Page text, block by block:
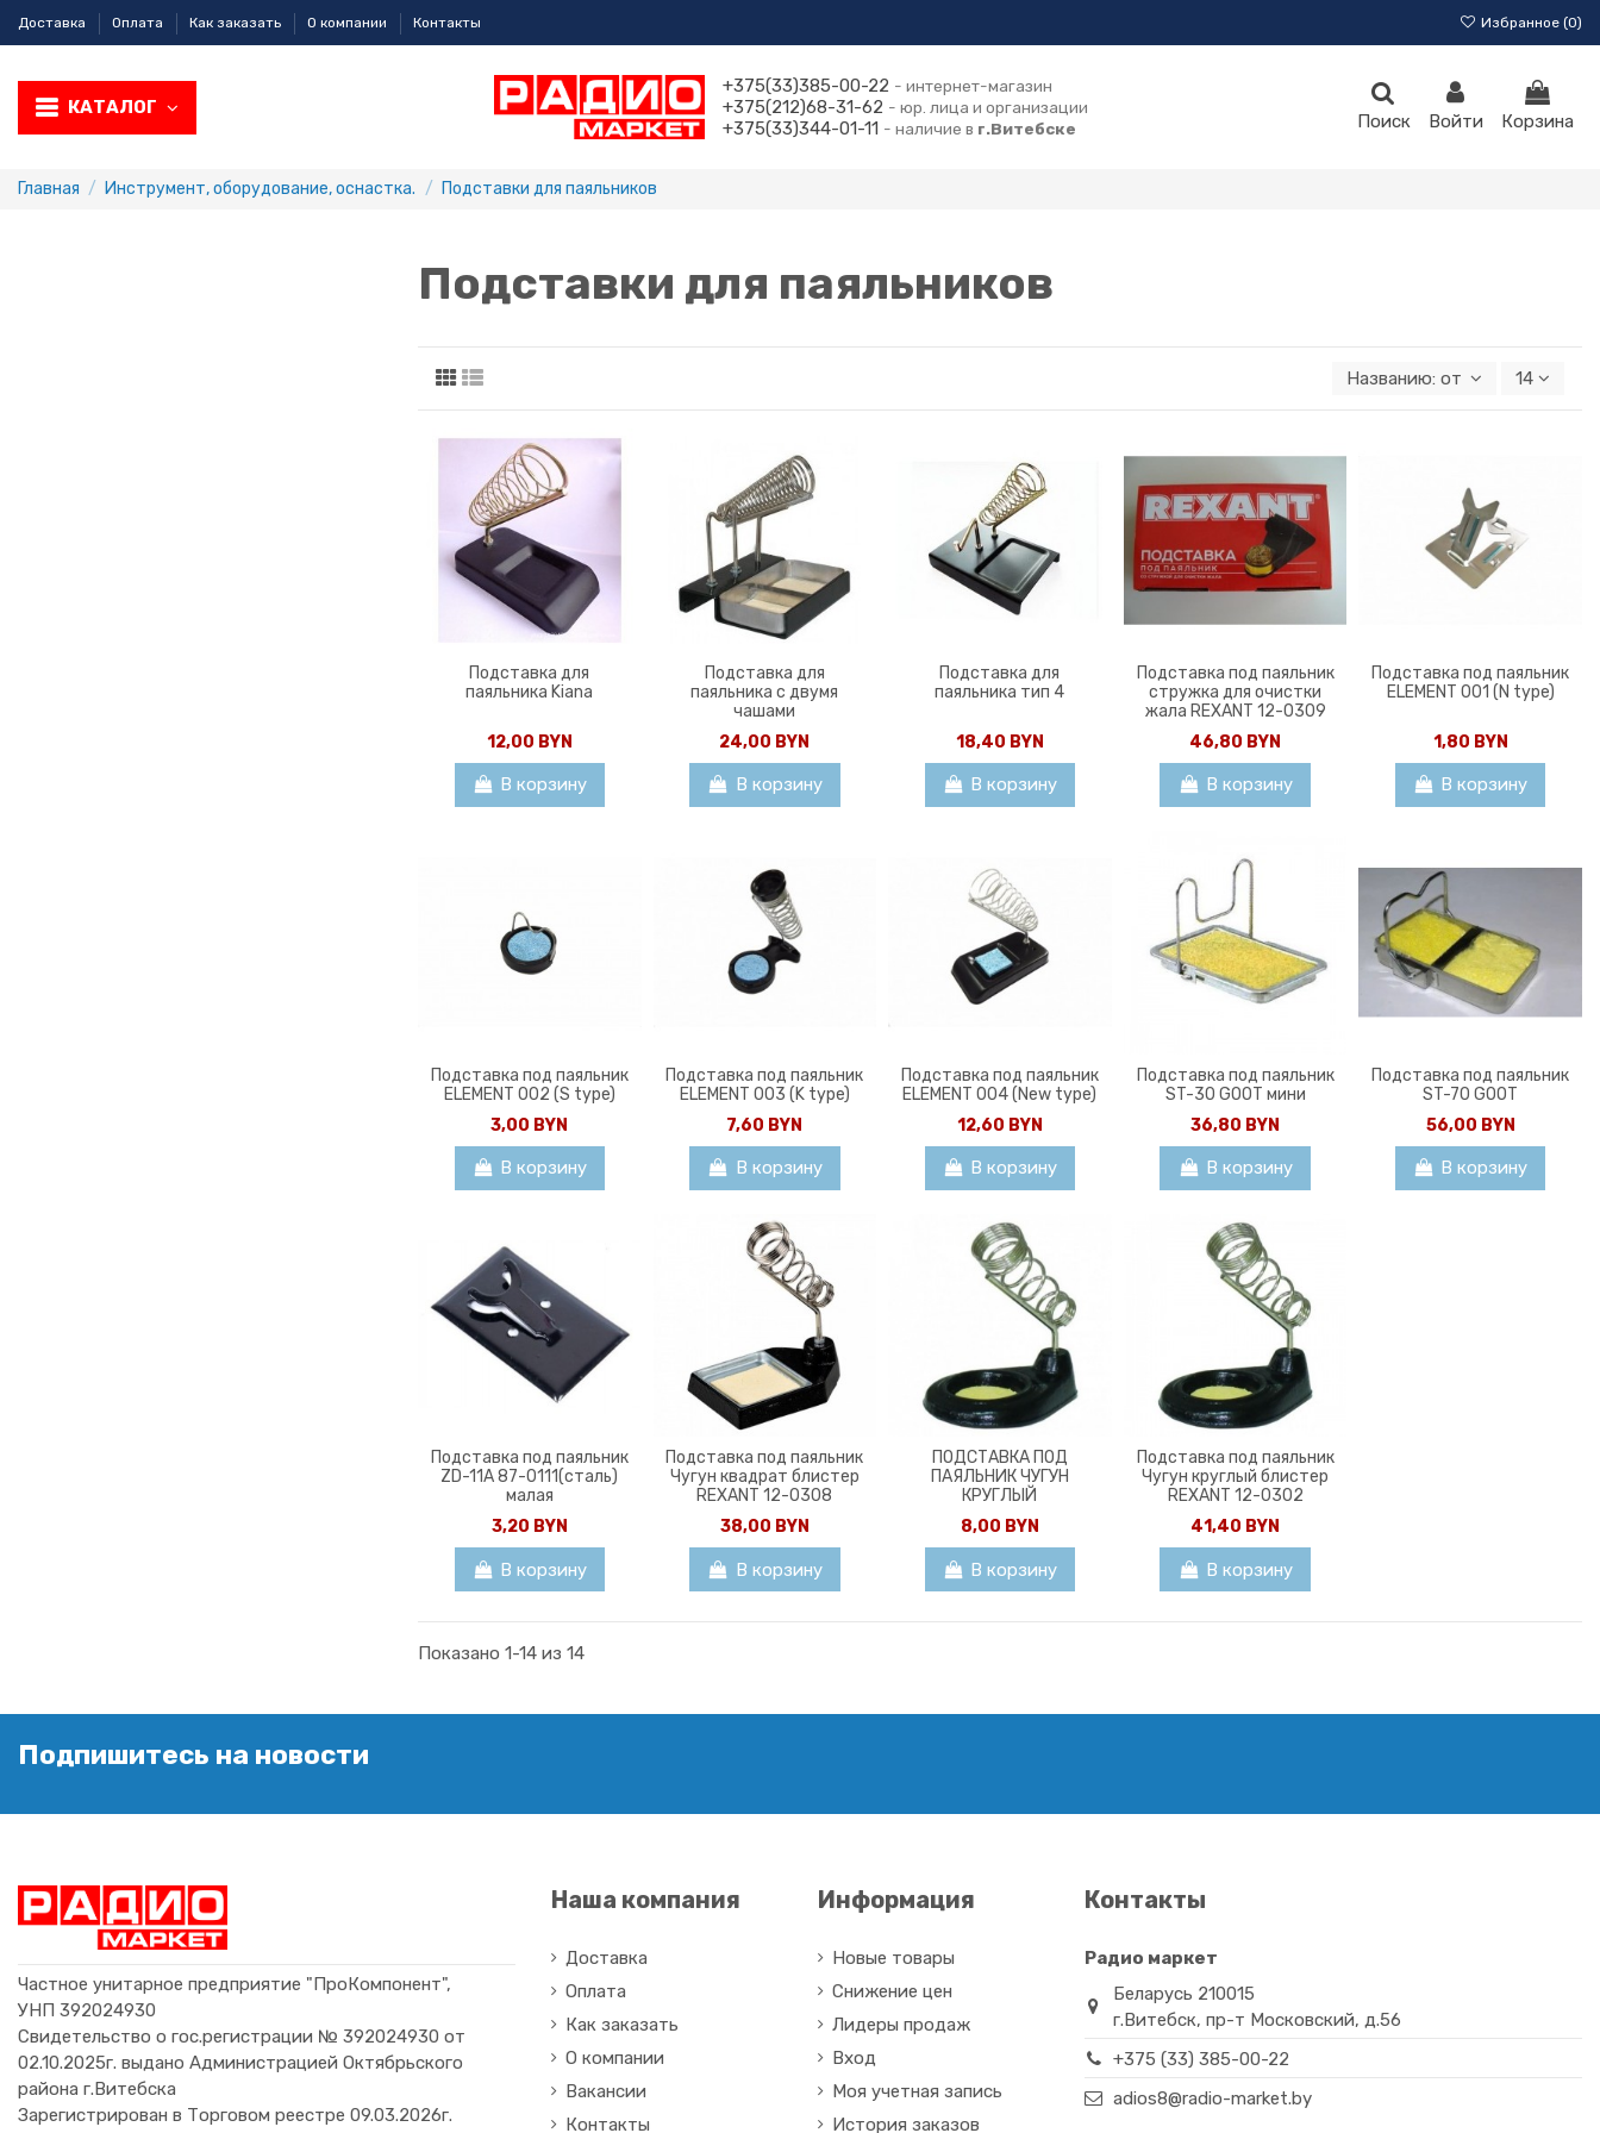
Доставка Оплата Как заказать О компании Контакты Избранное (0)
КАТАЛОГ
+375(33)385-00-22 - интернет-магазин
+375(212)68-31-62 - юр. лица и организации
+375(33)344-01-11 - наличие в г.Витебскe Поиск Войти Корзина
Главная Инструмент, оборудование, оснастка. Подставки для паяльников
Подставки для паяльников
Названию: от А к Я 14
Подставка для
паяльника Kiana
12,00 BYN
В корзину
Подставка для
паяльника с двумя
чашами
24,00 BYN
В корзину
Подставка для
паяльника тип 4
18,40 BYN
В корзину
Подставка под паяльник
стружка для очистки
жала REXANT 12-0309
46,80 BYN
В корзину
Подставка под паяльник
ELEMENT 001 (N type)
1,80 BYN
В корзину
Подставка под паяльник
ELEMENT 002 (S type)
3,00 BYN
В корзину
Подставка под паяльник
ELEMENT 003 (K type)
7,60 BYN
В корзину
Подставка под паяльник
ELEMENT 004 (New type)
12,60 BYN
В корзину
Подставка под паяльник
ST-30 GOOT мини
36,80 BYN
В корзину
Подставка под паяльник
ST-70 GOOT
56,00 BYN
В корзину
Подставка под паяльник
ZD-11A 87-0111(сталь)
малая
3,20 BYN
В корзину
Подставка под паяльник
Чугун квадрат блистер
REXANT 12-0308
38,00 BYN
В корзину
ПОДСТАВКА ПОД
ПАЯЛЬНИК ЧУГУН
КРУГЛЫЙ
8,00 BYN
В корзину
Подставка под паяльник
Чугун круглый блистер
REXANT 12-0302
41,40 BYN
В корзину
Показано 1-14 из 14
Подпишитесь на новости
Наша компания
Доставка
Оплата
Как заказать
О компании
Вакансии
Контакты
Информация
Новые товары
Снижение цен
Лидеры продаж
Вход
Моя учетная запись
История заказов
Контакты
Радио маркет
Беларусь 210015
г.Витебск, пр-т Московский, д.56
+375 (33) 385-00-22
adios8@radio-market.by
Частное унитарное предприятие "ПроКомпонент",
УНП 392024930
Свидетельство о гос.регистрации № 392024930 от
02.10.2025г. выдано Администрацией Октябрьского
района г.Витебска
Зарегистрирован в Торговом реестре 09.03.2026г.